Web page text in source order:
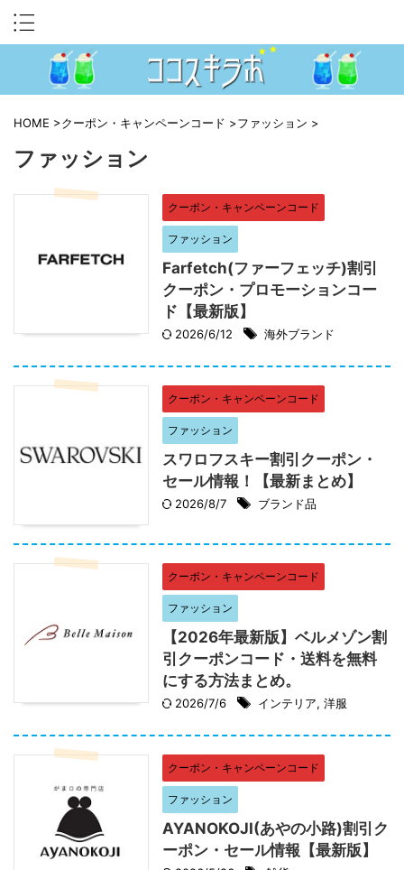
HOME >クーポン・キャンペーンコード >ファッション >
ファッション
クーポン・キャンペーンコード
ファッション
Farfetch(ファーフェッチ)割引
クーポン・プロモーションコー
ド【最新版】
2026/6/12 海外ブランド
クーポン・キャンペーンコード
ファッション
スワロフスキー割引クーポン・
セール情報！【最新まとめ】
2026/8/7 ブランド品
クーポン・キャンペーンコード
ファッション
【2026年最新版】ベルメゾン割
引クーポンコード・送料を無料
にする方法まとめ。
2026/7/6 インテリア, 洋服
クーポン・キャンペーンコード
ファッション
AYANOKOJI(あやの小路)割引ク
ーポン・セール情報【最新版】